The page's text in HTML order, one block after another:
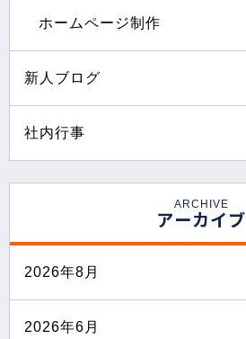
ホームページ制作
新人ブログ
社内行事
ARCHIVE
アーカイブ
2026年8月
2026年6月